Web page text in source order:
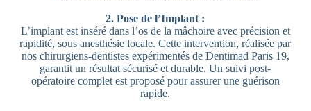
2. Pose de l’Implant :
L’implant est inséré dans l’os de la mâchoire avec précision et
rapidité, sous anesthésie locale. Cette intervention, réalisée par
nos chirurgiens-dentistes expérimentés de Dentimad Paris 19,
garantit un résultat sécurisé et durable. Un suivi post-
opératoire complet est proposé pour assurer une guérison
rapide.